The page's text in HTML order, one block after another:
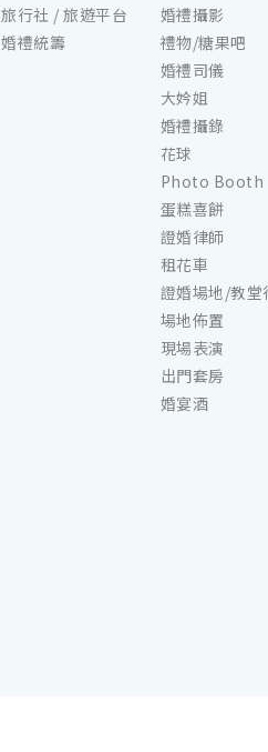
旅行社 / 旅遊平台
婚禮統籌
婚禮攝影
禮物/糖果吧
婚禮司儀
大妗姐
婚禮攝錄
花球
Photo Booth
蛋糕喜餅
證婚律師
租花車
證婚場地/教堂
場地佈置
現場表演
出門套房
婚宴酒